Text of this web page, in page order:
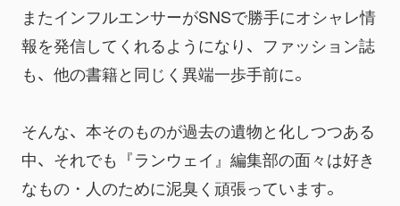
またインフルエンサーがSNSで勝手にオシャレ情
報を発信してくれるようになり、ファッション誌
も、他の書籍と同じく異端一歩手前に。
そんな、本そのものが過去の遺物と化しつつある
中、それでも『ランウェイ』編集部の面々は好き
なもの・人のために泥臭く頑張っています。